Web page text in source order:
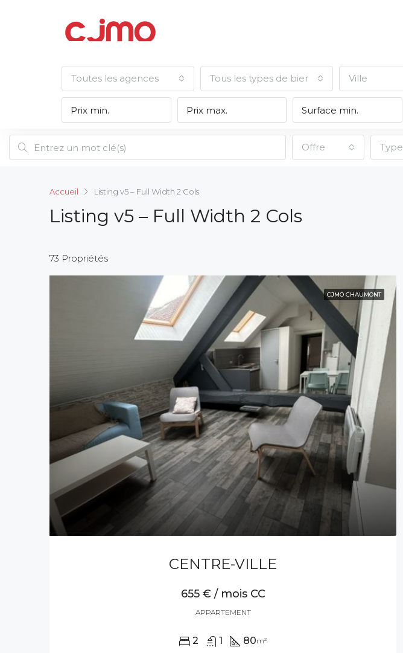
Toutes les agences Tous les types de biens Ville
Offre Type
Accueil Listing v5 – Full Width 2 Cols
Listing v5 – Full Width 2 Cols
73 Propriétés
CJMO CHAUMONT
CENTRE-VILLE
655 € / mois CC
APPARTEMENT
2 1 80m²